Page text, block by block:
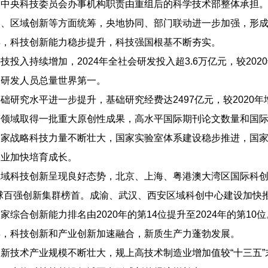
央科技委员会办事机构职责由重组后的科学技术部整体承担
区域创新等方面统筹，央地协同、部门联动进一步加强，形
技创新能力稳步提升，科技强国根基不断夯实。
持续增加，2024年全社会研发投入超3.6万亿元，较2020
发人员总量世界第一。
水平进一步提升，基础研究经费达2497亿元，较2020年
域取得一批重大原创性成果，高水平国际期刊论文数量和国
科技力量不断壮大，国家实验室体系建设稳步推进，国家
加快培育成长。
创新呈现良好态势，北京、上海、粤港澳大湾区国际科创
百强创新集群榜首。成渝、武汉、西安区域科创中心建设加快
合创新能力排名由2020年的第14位提升至2024年的第10位
技创新和产业创新加速融合，新质生产力蓬勃发展。
产业规模不断壮大，规上高技术制造业增加值较“十三五”